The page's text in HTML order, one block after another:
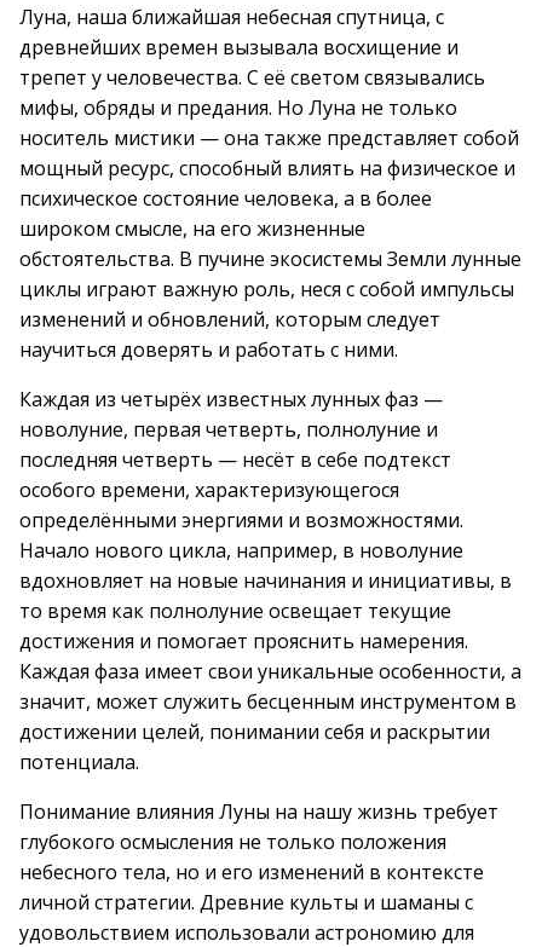
Луна, наша ближайшая небесная спутница, с
древнейших времен вызывала восхищение и
трепет у человечества. С её светом связывались
мифы, обряды и предания. Но Луна не только
носитель мистики — она также представляет собой
мощный ресурс, способный влиять на физическое и
психическое состояние человека, а в более
широком смысле, на его жизненные
обстоятельства. В пучине экосистемы Земли лунные
циклы играют важную роль, неся с собой импульсы
изменений и обновлений, которым следует
научиться доверять и работать с ними.
Каждая из четырёх известных лунных фаз —
новолуние, первая четверть, полнолуние и
последняя четверть — несёт в себе подтекст
особого времени, характеризующегося
определёнными энергиями и возможностями.
Начало нового цикла, например, в новолуние
вдохновляет на новые начинания и инициативы, в
то время как полнолуние освещает текущие
достижения и помогает прояснить намерения.
Каждая фаза имеет свои уникальные особенности, а
значит, может служить бесценным инструментом в
достижении целей, понимании себя и раскрытии
потенциала.
Понимание влияния Луны на нашу жизнь требует
глубокого осмысления не только положения
небесного тела, но и его изменений в контексте
личной стратегии. Древние культы и шаманы с
удовольствием использовали астрономию для